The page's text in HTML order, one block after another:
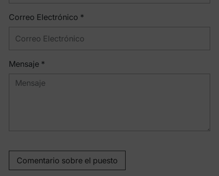
Correo Electrónico *
Mensaje *
Comentario sobre el puesto